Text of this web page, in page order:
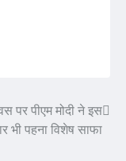
पर पीएम मोदी ने इस
भी पहना विशेष साफा